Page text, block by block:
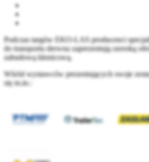
Podczas targów EKO-LAS producenci
do transportu drewna zaprezentują szeroką
zabudową kłonicową.
Wśród wystawców prezentujących swoje
się m.in.: